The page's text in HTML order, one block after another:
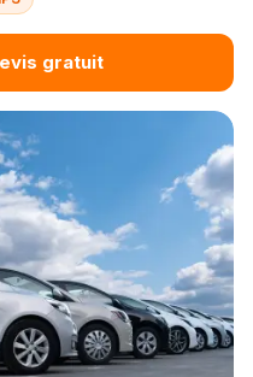
gratuit